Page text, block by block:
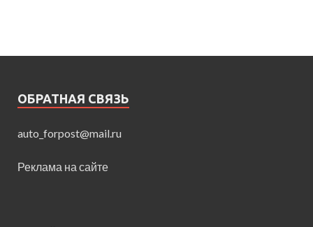
ОБРАТНАЯ СВЯЗЬ
auto_forpost@mail.ru
Реклама на сайте